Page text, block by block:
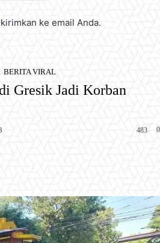
ke email Anda.
BERITA VIRAL
Gresik Jadi Korban
0
483